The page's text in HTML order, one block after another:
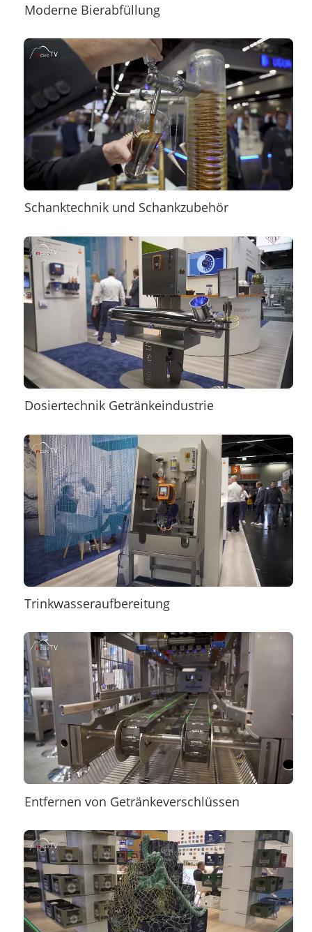
Moderne Bierabfüllung
Schanktechnik und Schankzubehör
Dosiertechnik Getränkeindustrie
Trinkwasseraufbereitung
Entfernen von Getränkeverschlüssen